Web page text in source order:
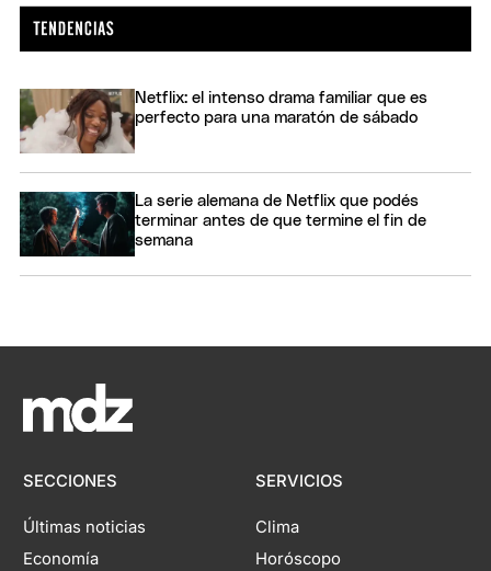
Netflix: el intenso drama familiar que es
perfecto para una maratón de sábado
La serie alemana de Netflix que podés
terminar antes de que termine el fin de
semana
SECCIONES
Últimas noticias
Economía
SERVICIOS
Clima
Horóscopo